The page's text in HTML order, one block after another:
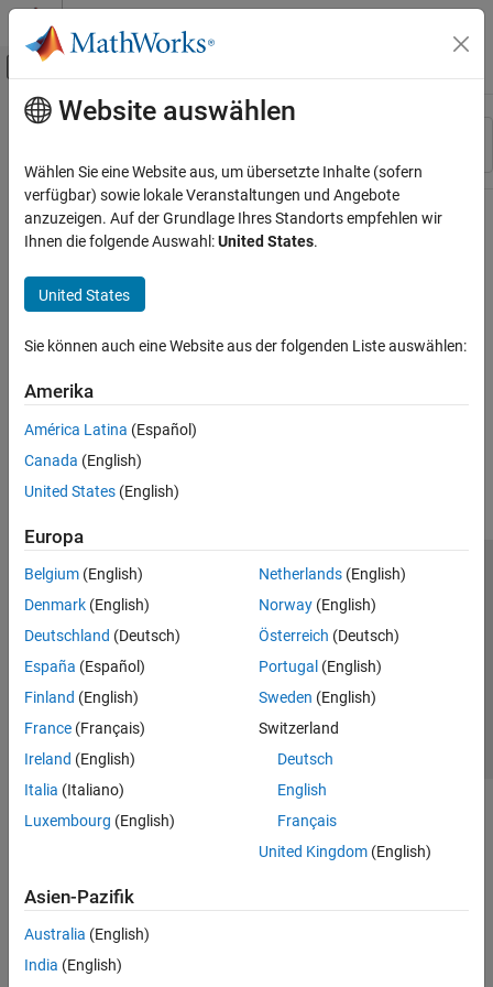
Weiter zum Inhalt
Umschaltung für Off-Canvas-
Ressource
Hauptinhalt
Website auswählen
Wählen Sie eine Website aus, um übersetzte Inhalte (sofern
verfügbar) sowie lokale Veranstaltungen und Angebote
anzuzeigen. Auf der Grundlage Ihres Standorts empfehlen wir
Ihnen die folgende Auswahl:United States.
United States
Sie können auch eine Website aus der folgenden Liste auswählen:
Amerika
América Latina (Español)
Canada (English)
United States (English)
Europa
Belgium (English)
Denmark (English)
Deutschland (Deutsch)
España (Español)
Finland (English)
France (Français)
Ireland (English)
Italia (Italiano)
Luxembourg (English)
Netherlands(English)
Norway(English)
Österreich (Deutsch)
Portugal (English)
Sweden (English)
Switzerland
Deutsch
English
Français
United Kingdom(English)
Asien-Pazifik
Australia (English)
India (English)
Trust Center
Datenschutz-Richtlinien
Datendiebstahl verhindern
Status von Anwendungen
© 1994-2026 The MathWorks, Inc.
Website auswählen
Deutschland